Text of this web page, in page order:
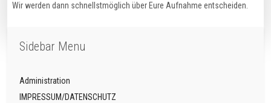
Wir werden dann schnellstmöglich über Eure Aufnahme entscheiden.
Sidebar Menu
Administration
IMPRESSUM/DATENSCHUTZ